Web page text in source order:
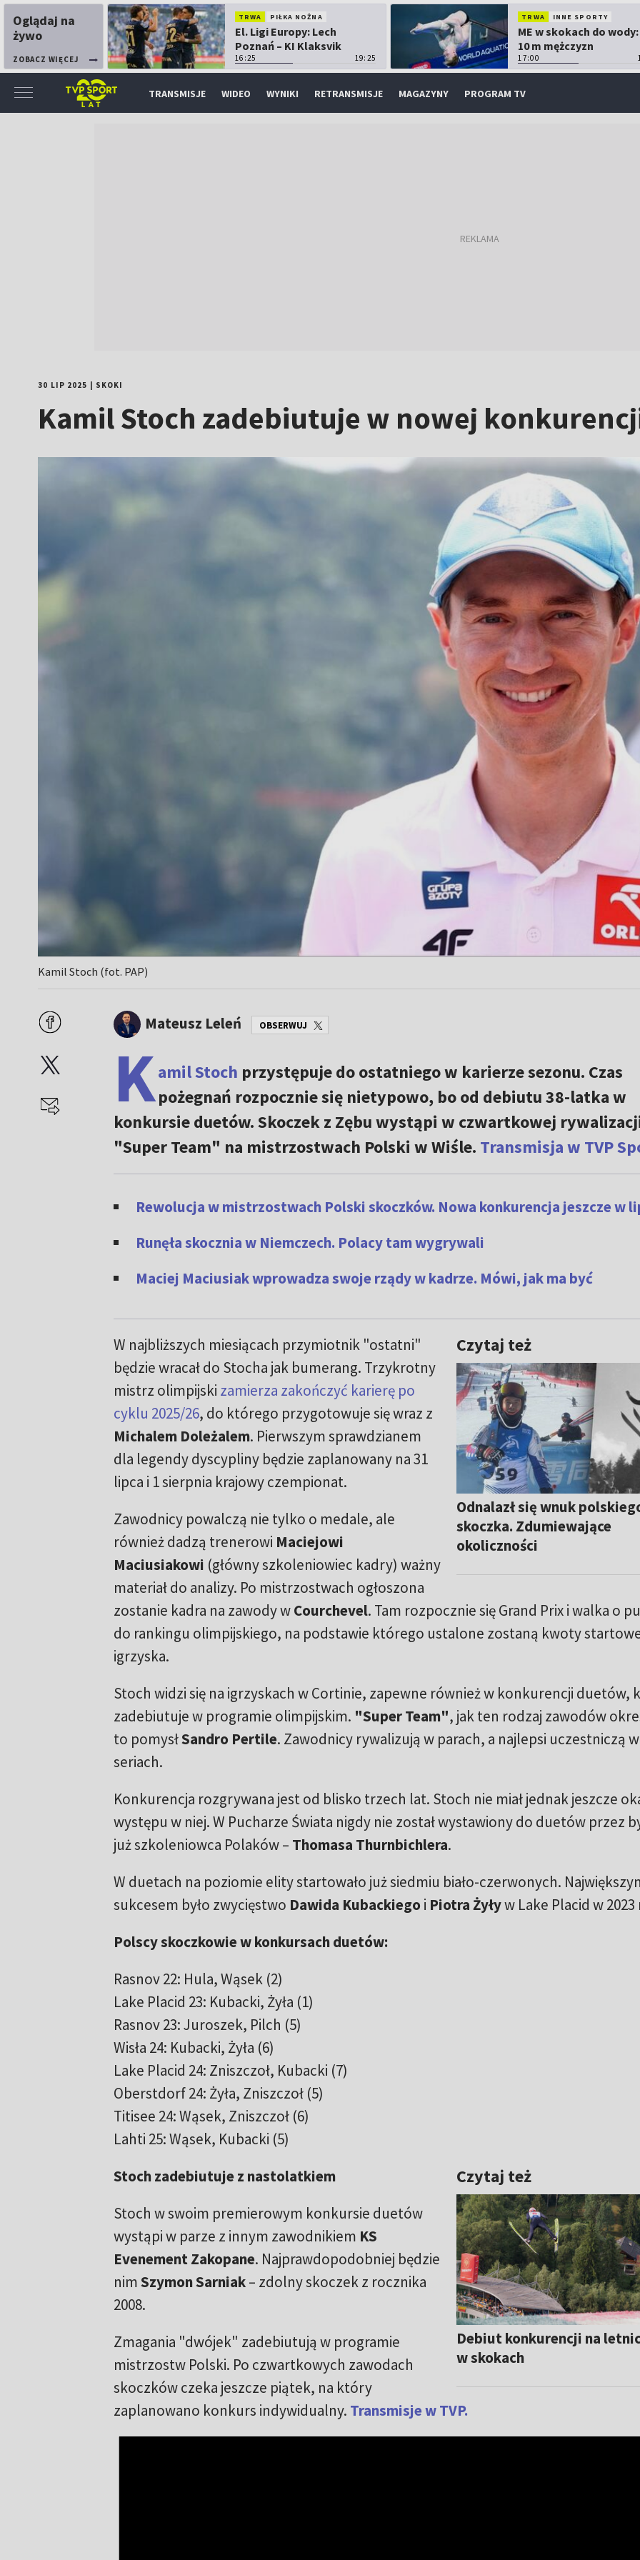
Oglądaj na
żywo
ZOBACZ WIĘCEJ
TRWA PIŁKA NOŻNA
El. Ligi Europy: Lech
Poznań – KI Klaksvik
16:25 19:25
TRWA INNE SPORTY
ME w skokach do wody:
10 m mężczyzn
17:00
TRANSMISJE WIDEO WYNIKI RETRANSMISJE MAGAZYNY PROGRAM TV
30 LIP 2025 SKOKI
Kamil Stoch zadebiutuje w nowej
Kamil Stoch (fot. PAP)
Mateusz Leleń OBSERWUJ
Kamil Stoch przystępuje do ostatniego w karierze sezonu. Czas
pożegnań rozpocznie się nietypowo, bo od debiutu 38-latka w
konkursie duetów. Skoczek z Zębu wystąpi w czwartkowej
"Super Team" na mistrzostwach Polski w Wiśle. Transmisja w TVP
Rewolucja w mistrzostwach Polski skoczków. Nowa konkurencja jeszcze w
Runęła skocznia w Niemczech. Polacy tam wygrywali
Maciej Maciusiak wprowadza swoje rządy w kadrze. Mówi, jak ma być
Czytaj też
Odnalazł się wnuk
skoczka. Zdumiewające
okoliczności
W najbliższych miesiącach przymiotnik "ostatni"
będzie wracał do Stocha jak bumerang. Trzykrotny
mistrz olimpijski zamierza zakończyć karierę po
cyklu 2025/26, do którego przygotowuje się wraz z
Michalem Doleżalem. Pierwszym sprawdzianem
dla legendy dyscypliny będzie zaplanowany na 31
lipca i 1 sierpnia krajowy czempionat.
Zawodnicy powalczą nie tylko o medale, ale
również dadzą trenerowi Maciejowi
Maciusiakowi (główny szkoleniowiec kadry) ważny
materiał do analizy. Po mistrzostwach ogłoszona
zostanie kadra na zawody wCourchevel. Tam rozpocznie się Grand Prix i walka o
do rankingu olimpijskiego, na podstawie którego ustalone zostaną kwoty
igrzyska.
Stoch widzi się na igrzyskach w Cortinie, zapewne również w konkurencji duetów,
zadebiutuje w programie olimpijskim. "Super Team", jak ten rodzaj zawodów
to pomysłSandro Pertile. Zawodnicy rywalizują w parach, a najlepsi uczestniczą
seriach.
Konkurencja rozgrywana jest od blisko trzech lat. Stoch nie miał jednak jeszcze
występu w niej. W Pucharze Świata nigdy nie został wystawiony do duetów przez
już szkoleniowca Polaków – Thomasa Thurnbichlera.
W duetach na poziomie elity startowało już siedmiu biało-czerwonych.
sukcesem było zwycięstwo Dawida Kubackiego i Piotra Żyływ Lake Placid w
Polscy skoczkowie w konkursach duetów:
Rasnov 22: Hula, Wąsek (2)
Lake Placid 23: Kubacki, Żyła (1)
Rasnov 23: Juroszek, Pilch (5)
Wisła 24: Kubacki, Żyła (6)
Lake Placid 24: Zniszczoł, Kubacki (7)
Oberstdorf 24: Żyła, Zniszczoł (5)
Titisee 24: Wąsek, Zniszczoł (6)
Lahti 25: Wąsek, Kubacki (5)
Czytaj też
Debiut konkurencji na
w skokach
Stoch zadebiutuje z nastolatkiem
Stoch w swoim premierowym konkursie duetów
wystąpi w parze z innym zawodnikiem KS
Evenement Zakopane. Najprawdopodobniej będzie
nimSzymon Sarniak– zdolny skoczek z rocznika
2008.
Zmagania "dwójek" zadebiutują w programie
mistrzostw Polski. Po czwartkowych zawodach
skoczków czeka jeszcze piątek, na który
zaplanowano konkurs indywidualny. Transmisje w TVP.